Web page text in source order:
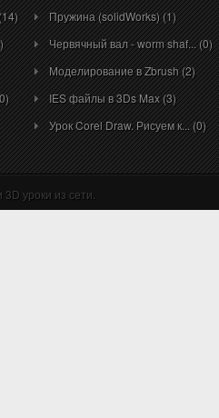
Пружина (solidWorks) (1)
Червячный вал - worm shaf... (0)
Моделирование в Zbrush (2)
IES файлы в 3Ds Max (3)
Урок Corel Draw. Рисуем к... (0)
уроки из сети.